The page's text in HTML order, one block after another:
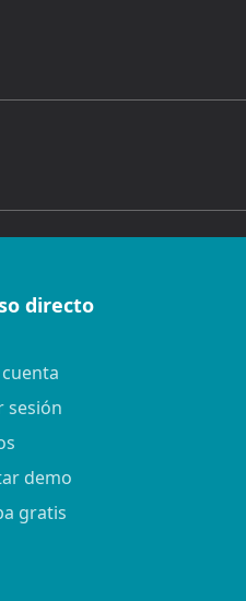
directo
sesión
demo
gratis